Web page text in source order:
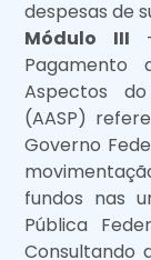
despesas de
Módulo III
Pagamento
Aspectos
(AASP)
Governo
fundos nas
Pública
Consultando